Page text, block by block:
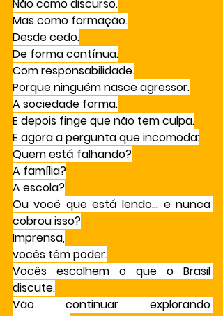
Não como discurso.
Mas como formação.
Desde cedo.
De forma contínua.
Com responsabilidade.
Porque ninguém nasce agressor.
A sociedade forma.
E depois finge que não tem culpa.
E agora a pergunta que incomoda:
Quem está falhando?
A família?
A escola?
Ou você que está lendo… e nunca
cobrou isso?
Imprensa,
vocês têm poder.
Vocês escolhem o que o Brasil
discute.
Vão continuar explorando